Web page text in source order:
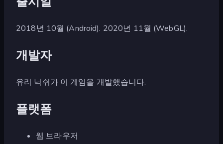
2018년 10월 (Android). 2020년 11월 (WebGL).
개발자
유리 닉쉬가 이 게임을 개발했습니다.
플랫폼
웹 브라우저